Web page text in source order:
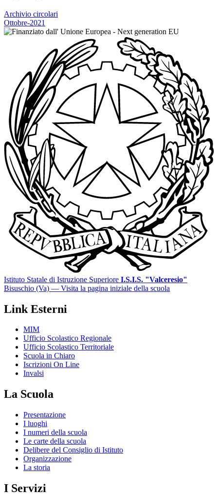
Archivio circolari
Ottobre-2021
Istituto Statale di Istruzione Superiore I.S.I.S. "Valceresio"
Bisuschio (Va) — Visita la pagina iniziale della scuola
Link Esterni
MIM
Ufficio Scolastico Regionale
Ufficio Scolastico Territoriale
Scuola in Chiaro
Iscrizioni On Line
Invalsi
La Scuola
Presentazione
I luoghi
I numeri della scuola
Le carte della scuola
Delibere del Consiglio di Istituto
Organizzazione
La storia
I Servizi